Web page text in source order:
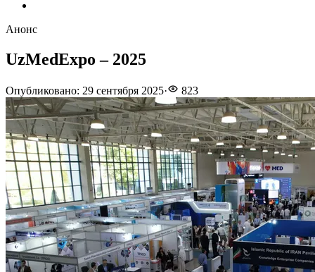
Анонс
UzMedExpo – 2025
Опубликовано: 29 сентября 2025· 823